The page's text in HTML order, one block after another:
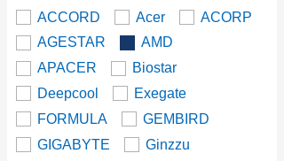
ACCORD
Acer
ACORP
AGESTAR
AMD
APACER
Biostar
Deepcool
Exegate
FORMULA
GEMBIRD
GIGABYTE
Ginzzu